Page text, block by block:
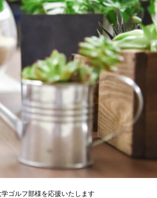
学ゴルフ部様を応援いたします